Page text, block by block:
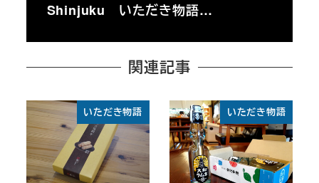
Shinjuku いただき物語…
関連記事
いただき物語 いただき物語